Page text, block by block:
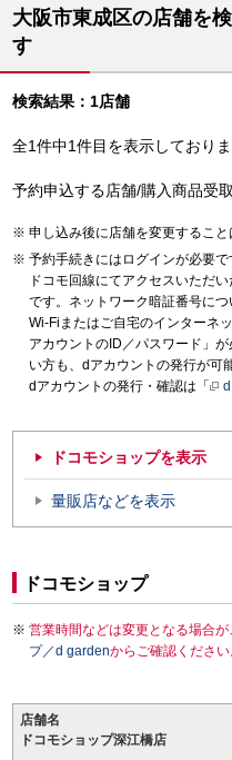
大阪市東成区の店舗を
す
検索結果：1店舗
全1件中1件目を表示しており
予約申込する店舗/購入商品受
申し込み後に店舗を変更すること
予約手続きにはログインが必要で
ドコモ回線にてアクセスいただ
です。ネットワーク暗証番号につ
Wi-Fiまたはご自宅のインターネ
アカウントのID／パスワード」
い方も、dアカウントの発行が可
dアカウントの発行・確認は「
ドコモショップを表示
量販店などを表示
ドコモショップ
営業時間などは変更となる場合
プ／d gardenからご確認ください
店舗名
ドコモショップ深江橋店